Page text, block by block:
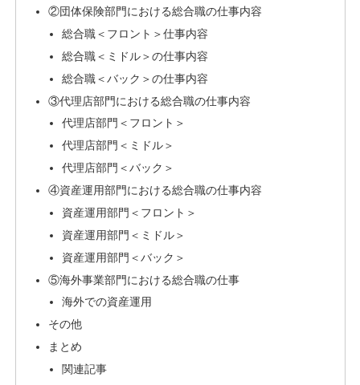
②団体保険部門における総合職の仕事内容
総合職＜フロント＞仕事内容
総合職＜ミドル＞の仕事内容
総合職＜バック＞の仕事内容
③代理店部門における総合職の仕事内容
代理店部門＜フロント＞
代理店部門＜ミドル＞
代理店部門＜バック＞
④資産運用部門における総合職の仕事内容
資産運用部門＜フロント＞
資産運用部門＜ミドル＞
資産運用部門＜バック＞
⑤海外事業部門における総合職の仕事
海外での資産運用
その他
まとめ
関連記事